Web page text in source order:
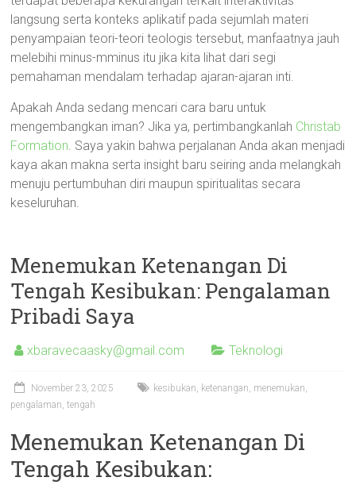
langsung serta konteks aplikatif pada sejumlah materi
penyampaian teori-teori teologis tersebut, manfaatnya jauh
melebihi minus-mminus itu jika kita lihat dari segi
pemahaman mendalam terhadap ajaran-ajaran inti.
Apakah Anda sedang mencari cara baru untuk
mengembangkan iman? Jika ya, pertimbangkanlah Christab
Formation. Saya yakin bahwa perjalanan Anda akan menjadi
kaya akan makna serta insight baru seiring anda melangkah
menuju pertumbuhan diri maupun spiritualitas secara
keseluruhan.
Menemukan Ketenangan Di
Tengah Kesibukan: Pengalaman
Pribadi Saya
xbaravecaasky@gmail.com Teknologi
November 23, 2025 kesibukan, ketenangan, menemukan,
pengalaman,tengah
Menemukan Ketenangan Di
Tengah Kesibukan: